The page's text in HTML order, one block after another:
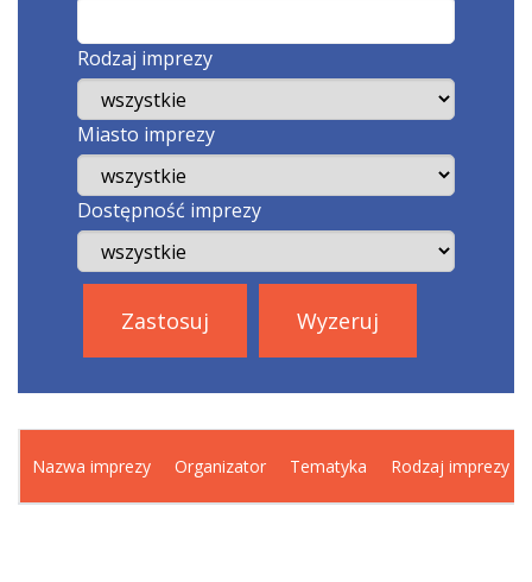
Rodzaj imprezy
Miasto imprezy
Dostępność imprezy
Zastosuj Wyzeruj
Nazwa imprezy Organizator Tematyka Rodzaj imprezy